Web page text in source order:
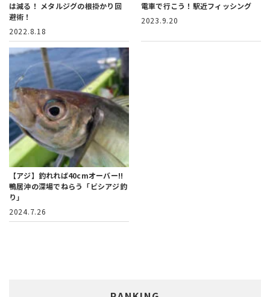
は減る！ メタルジグの根掛かり回
避術！
2022.8.18
電車で行こう！駅近フィッシング
2023.9.20
【アジ】釣れれば40cmオーバー!!
鴨居沖の深場でねらう「ビシアジ釣
り」
2024.7.26